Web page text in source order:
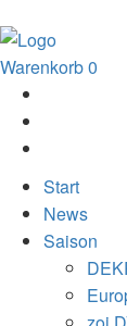
Warenkorb0
Start
News
Saison